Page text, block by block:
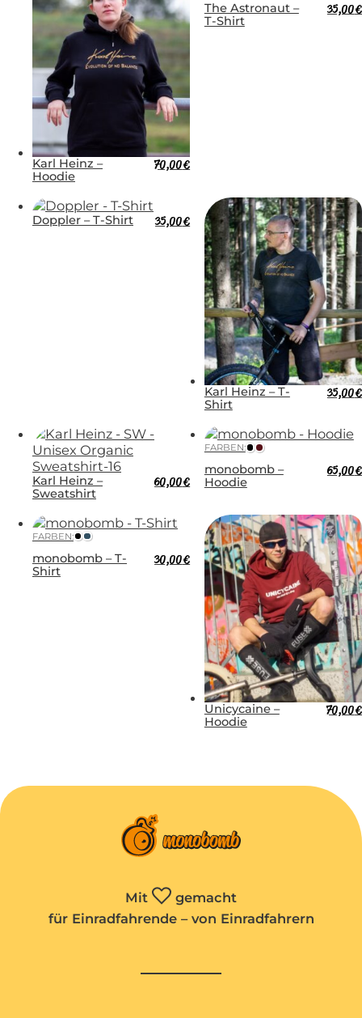
Karl Heinz –
Hoodie
70,00€
The Astronaut –
T-Shirt
35,00€
Doppler – T-Shirt 35,00€
Karl Heinz – T-
Shirt
35,00€
Karl Heinz –
Sweatshirt
60,00€
monobomb –
Hoodie
65,00€
FARBEN:
monobomb – T-
Shirt
30,00€
FARBEN:
Unicycaine –
Hoodie
70,00€
Mit
gemacht
für Einradfahrende – von Einradfahrern